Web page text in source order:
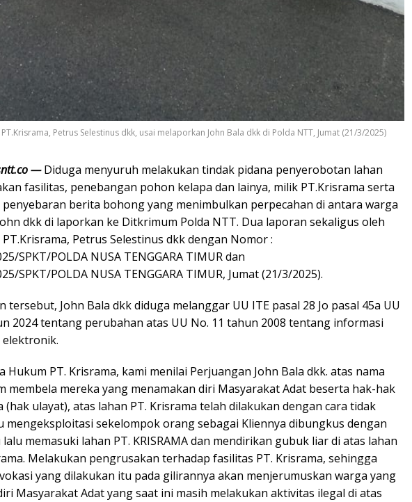
Petrus Selestinus dkk, usai melaporkan John Bala dkk di Polda NTT, Jumat (21/3/2025)
—Diduga menyuruh melakukan tindak pidana penyerobotan lahan
fasilitas, penebangan pohon kelapa dan lainya, milik PT.Krisrama serta
berita bohong yang menimbulkan perpecahan di antara warga
dkk di laporkan ke Ditkrimum Polda NTT. Dua laporan sekaligus oleh
Petrus Selestinus dkk dengan Nomor :
SPKT/POLDA NUSA TENGGARA TIMUR dan
SPKT/POLDA NUSA TENGGARA TIMUR, Jumat (21/3/2025).
tersebut, John Bala dkk diduga melanggar UU ITE pasal 28 Jo pasal 45a UU
2024 tentang perubahan atas UU No. 11 tahun 2008 tentang informasi
Hukum PT. Krisrama, kami menilai Perjuangan John Bala dkk. atas nama
membela mereka yang menamakan diri Masyarakat Adat beserta hak-hak
(hak ulayat), atas lahan PT. Krisrama telah dilakukan dengan cara tidak
mengeksploitasi sekelompok orang sebagai Kliennya dibungkus dengan
memasuki lahan PT. KRISRAMA dan mendirikan gubuk liar di atas lahan
Melakukan pengrusakan terhadap fasilitas PT. Krisrama, sehingga
yang dilakukan itu pada gilirannya akan menjerumuskan warga yang
Masyarakat Adat yang saat ini masih melakukan aktivitas ilegal di atas